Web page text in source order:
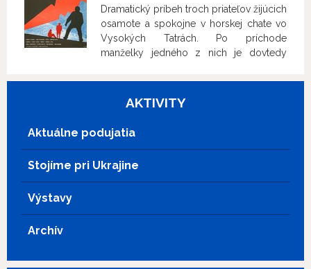
prezívanú v podsvetí Paraplíčko.
Hlavným podozrivým z vraždy sa stáva
Pěnička, s ktorým predtým žila, než ho
zavreli na tri roky do väzenia. Pěnička má
Dramatický príbeh troch priateľov žijúcich
osamote a spokojne v horskej chate vo
Vysokých Tatrách. Po príchode
manželky jedného z nich je dovtedy
ťažkým skúškam. Film uvádzame pri
príležitosti 90. výročia narodenia herca
Ivana Mistríka (15.10.1935 – 8.6.1982).
AKTIVITY
Aktuálne podujatia
Stojíme pri Ukrajine
Výstavy
Archív